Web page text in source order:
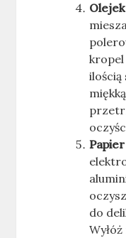
kropel
ilością
do